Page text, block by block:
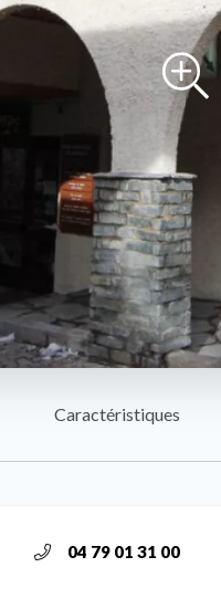
Caractéristiques
04 79 01 31 00